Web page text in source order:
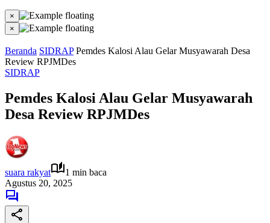
×
×
Beranda SIDRAP Pemdes Kalosi Alau Gelar Musyawarah Desa
Review RPJMDes
SIDRAP
Pemdes Kalosi Alau Gelar Musyawarah
Desa Review RPJMDes
suara rakyat
1 min baca
Agustus 20, 2025